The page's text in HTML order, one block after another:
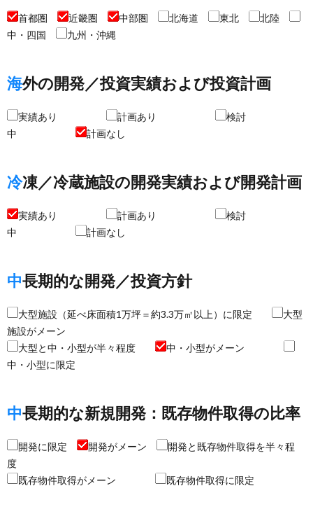
首都圏 近畿圏 中部圏 北海道 東北
北陸
中・四国
九州・沖縄
海外の開発／投資実績および投資計画
実績あり 計画あり
検討
中
計画なし
冷凍／冷蔵施設の開発実績および開発計画
実績あり 計画あり
検討
中
計画なし
中長期的な開発／投資方針
大型施設（延べ床面積1万坪＝約3.3万㎡以上）に限定
大型
施設がメーン
大型と中・小型が半々程度
中・小型がメーン
中・小型に限定
中長期的な新規開発：既存物件取得の比率
開発に限定 開発がメーン
開発と既存物件取得を半々程
度
既存物件取得がメーン
既存物件取得に限定